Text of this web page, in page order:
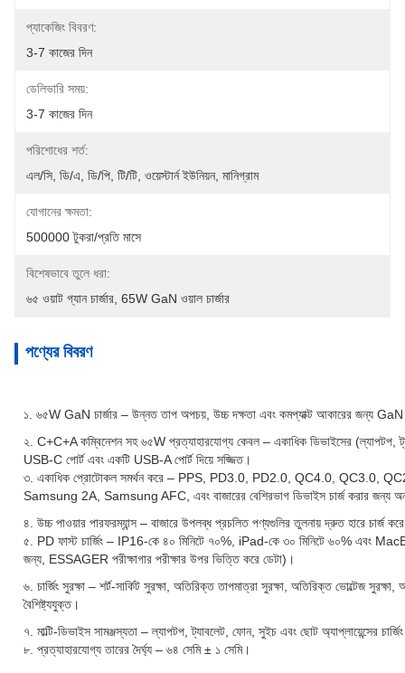
প্যাকেজিং বিবরণ:
3-7 কাজের দিন
ডেলিভারি সময়:
3-7 কাজের দিন
পরিশোধের শর্ত:
এল/সি, ডি/এ, ডি/পি, টি/টি, ওয়েস্টার্ন ইউনিয়ন, মানিগ্রাম
যোগানের ক্ষমতা:
500000 টুকরা/প্রতি মাসে
বিশেষভাবে তুলে ধরা:
৬৫ ওয়াট গ্যান চার্জার 65W GaN ওয়াল চার্জার
পণ্যের বিবরণ
১. ৬৫W GaN চার্জার – উন্নত তাপ অপচয়, উচ্চ দক্ষতা এবং কমপ্যাক্ট আকারের জন্য
২. C+C+A কম্বিনেশন সহ ৬৫W প্রত্যাহারযোগ্য কেবল – একাধিক ডিভাইসের (ল্যাপটপ,
USB-C পোর্ট এবং একটি USB-A পোর্ট দিয়ে সজ্জিত।
৩. একাধিক প্রোটোকল সমর্থন করে – PPS, PD3.0, PD2.0, QC4.0, QC3.0,
Samsung 2A, Samsung AFC, এবং বাজারের বেশিরভাগ ডিভাইস চার্জ করার জন্য
৪. উচ্চ পাওয়ার পারফরম্যান্স – বাজারে উপলব্ধ প্রচলিত পণ্যগুলির তুলনায় দ্রুত হারে চার্জ
৫. PD ফাস্ট চার্জিং – IP16-কে ৪০ মিনিটে ৭০%, iPad-কে ৩০ মিনিটে ৬০% এবং
জন্য, ESSAGER পরীক্ষাগার পরীক্ষার উপর ভিত্তি করে ডেটা)।
৬. চার্জিং সুরক্ষা – শর্ট-সার্কিট সুরক্ষা, অতিরিক্ত তাপমাত্রা সুরক্ষা, অতিরিক্ত ভোল্টেজ সুরক্ষা,
বৈশিষ্ট্যযুক্ত।
৭. মাল্টি-ডিভাইস সামঞ্জস্যতা – ল্যাপটপ, ট্যাবলেট, ফোন, সুইচ এবং ছোট অ্যাপ্লায়েন্সের
৮. প্রত্যাহারযোগ্য তারের দৈর্ঘ্য – ৬৪ সেমি ± ১ সেমি।